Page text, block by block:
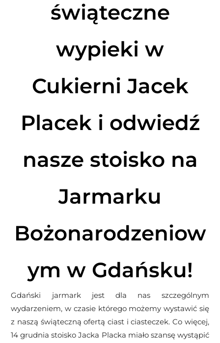
świąteczne
wypieki w
Cukierni Jacek
Placek i odwiedź
nasze stoisko na
Jarmarku
Bożonarodzeniow
ym w Gdańsku!
Gdański jarmark jest dla nas szczególnym
wydarzeniem, w czasie którego możemy wystawić się
z naszą świąteczną ofertą ciast i ciasteczek. Co więcej,
14 grudnia stoisko Jacka Placka miało szansę wystąpić